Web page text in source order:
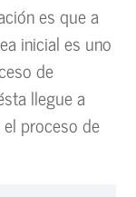
es que a
inicial es uno
de
llegue a
proceso de